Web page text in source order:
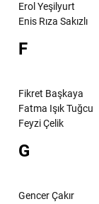
Erol Yeşilyurt
Enis Rıza Sakızlı
F
Fikret Başkaya
Fatma Işık Tuğcu
Feyzi Çelik
G
Gencer Çakır